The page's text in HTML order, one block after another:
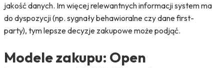
jakość danych. Im więcej relewantnych informacji system ma
do dyspozycji (np. sygnały behawioralne czy dane first-
party), tym lepsze decyzje zakupowe może podjąć.
Modele zakupu: Open